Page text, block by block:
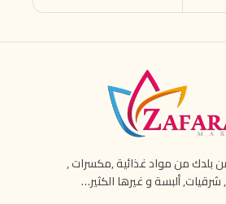
بلدك من مواد غذائية ,مكسرات ,
شرقيات, ألبسة و غيرها الكثير…